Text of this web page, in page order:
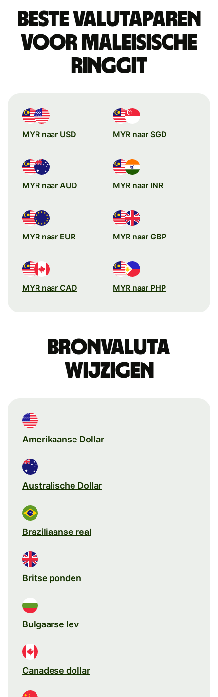
Beste valutaparen
voor Maleisische
ringgit
MYR naar USD MYR naar SGD
MYR naar AUD MYR naar INR
MYR naar EUR MYR naar GBP
MYR naar CAD MYR naar PHP
Bronvaluta
wijzigen
Amerikaanse Dollar
Australische Dollar
Braziliaanse real
Britse ponden
Bulgaarse lev
Canadese dollar